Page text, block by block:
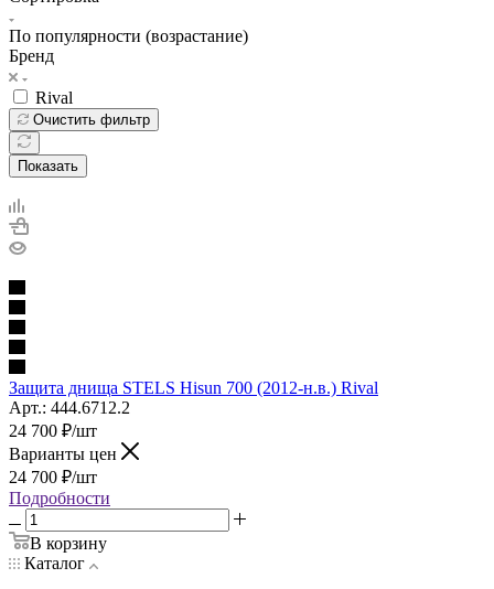
По популярности (возрастание)
Бренд
Rival
Очистить фильтр
Показать
Защита днища STELS Hisun 700 (2012-н.в.) Rival
Арт.: 444.6712.2
24 700 ₽/шт
Варианты цен
24 700 ₽/шт
Подробности
В корзину
Каталог